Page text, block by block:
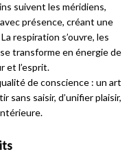
suivent les méridiens,
présence, créant une
respiration s’ouvre, les
transforme en énergie de
et l’esprit.
de conscience : un art
sans saisir, d’unifier plaisir,